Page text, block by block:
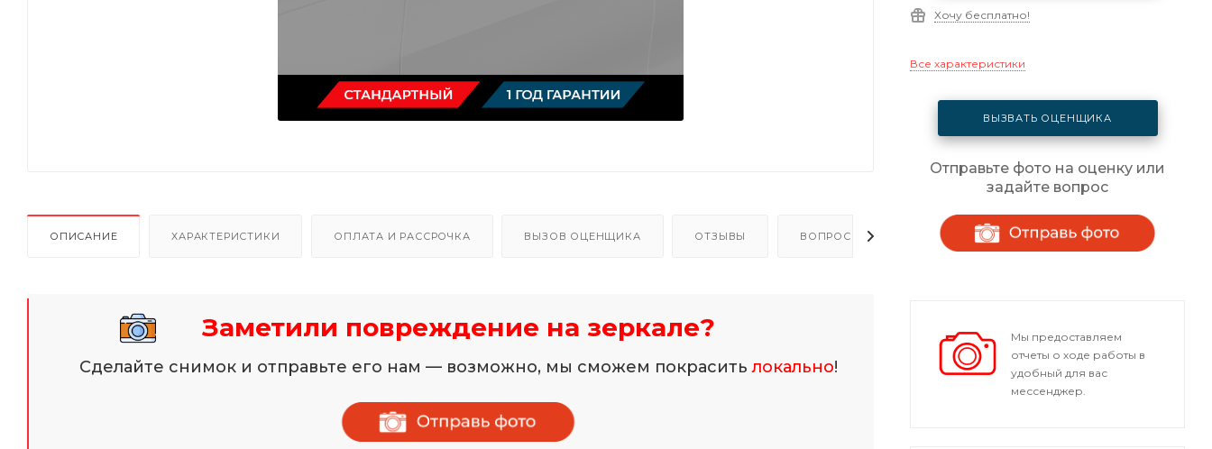
ОПИСАНИЕ ХАРАКТЕРИСТИКИ ОПЛАТА И РАССРОЧКА ВЫЗОВ ОЦЕНЩИКА ОТЗЫВЫ ВОПРОСЫ - ОТВЕТЫ
Заметили повреждение на зеркале?
Сделайте снимок и отправьте его нам — возможно, мы сможем покраситьлокально!
Хочу бесплатно!
Все характеристики
ВЫЗВАТЬ ОЦЕНЩИКА
Отправьте фото на оценку или
задайте вопрос
Мы предоставляем
отчеты о ходе работы в
удобный для вас
мессенджер.